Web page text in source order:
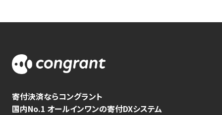
寄付決済ならコングラント
国内No.1 オールインワンの寄付DXシステム